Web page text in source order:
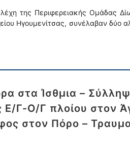
της Περιφερειακής Ομάδας
Ηγουμενίτσας, συνέλαβαν δύο
στα Ίσθμια –
Ε/Γ-Ο/Γ πλοίου στον
στον Πόρο –